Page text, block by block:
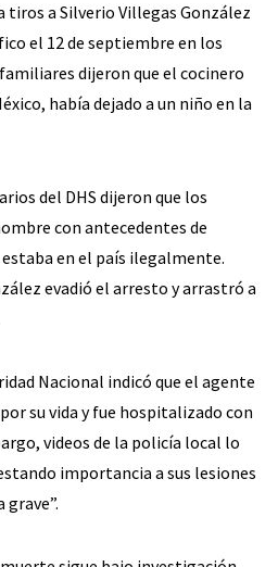
tiros a Silverio Villegas González
el 12 de septiembre en los
dijeron que el cocinero
había dejado a un niño en la
del DHS dijeron que los
con antecedentes de
en el país ilegalmente.
evadió el arresto y arrastró a
Nacional indicó que el agente
su vida y fue hospitalizado con
videos de la policía local lo
importancia a sus lesiones
grave”.